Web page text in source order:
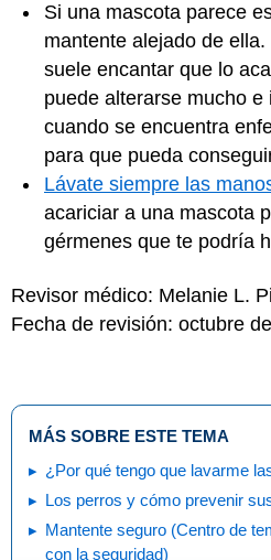
Si una mascota parece
mantente alejado de
suele encantar que lo
puede alterarse mucho
cuando se encuentra
para que pueda
Lávate siempre las
acariciar a una mascota
gérmenes que te podría
Revisor médico: Melanie L.
Fecha de revisión: octubre
MÁS SOBRE ESTE TEMA
¿Por qué tengo que lavarme
Los perros y cómo prevenir
Mantente seguro (Centro de
con la seguridad)